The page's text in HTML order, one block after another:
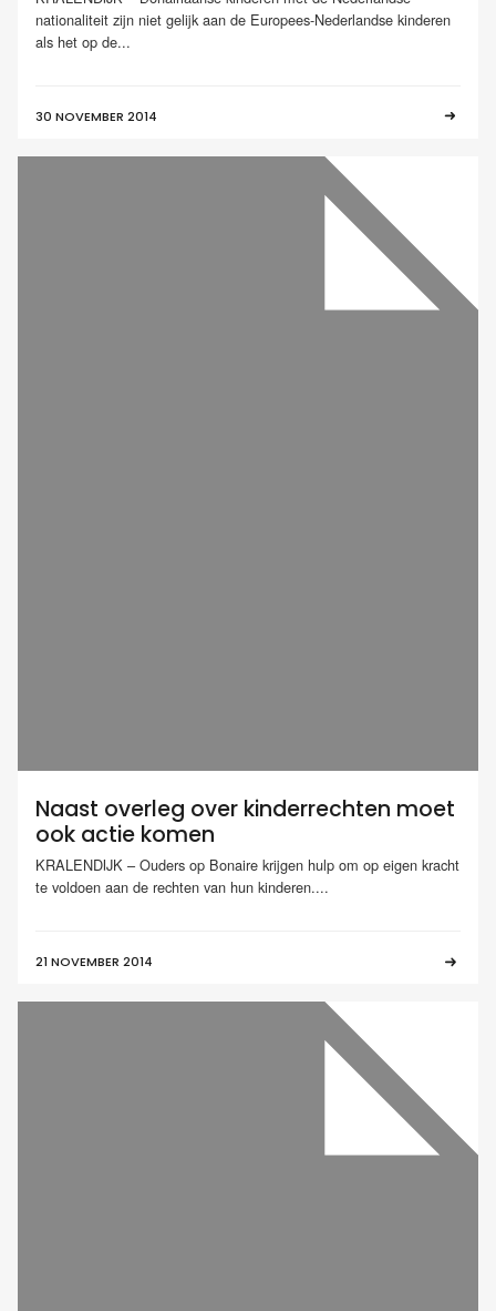
nationaliteit zijn niet gelijk aan de Europees-Nederlandse kinderen
als het op de...
30 NOVEMBER 2014
Naast overleg over kinderrechten moet
ook actie komen
KRALENDIJK – Ouders op Bonaire krijgen hulp om op eigen kracht
te voldoen aan de rechten van hun kinderen....
21 NOVEMBER 2014